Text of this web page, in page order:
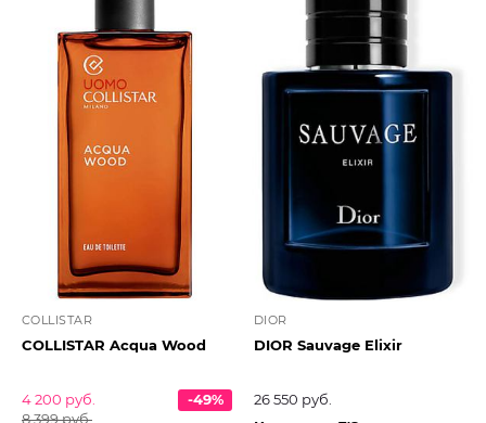
COLLISTAR
COLLISTAR Acqua Wood
4 200 руб.
8 399 руб.
-49%
DIOR
DIOR Sauvage Elixir
26 550 руб.